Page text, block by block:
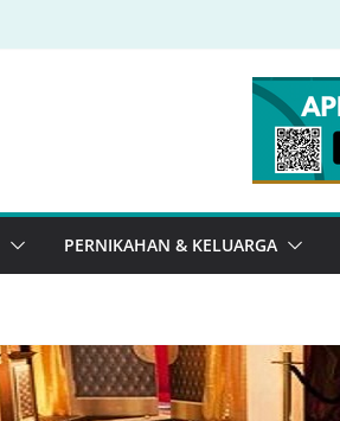
PERNIKAHAN & KELUARGA